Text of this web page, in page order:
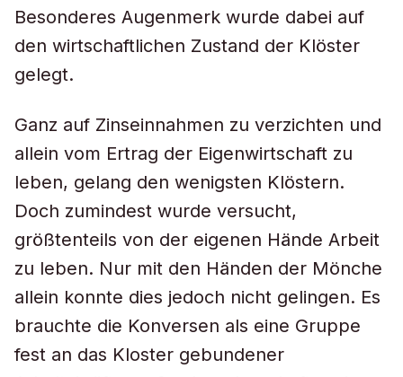
Besonderes Augenmerk wurde dabei auf
den wirtschaftlichen Zustand der Klöster
gelegt.
Ganz auf Zinseinnahmen zu verzichten und
allein vom Ertrag der Eigenwirtschaft zu
leben, gelang den wenigsten Klöstern.
Doch zumindest wurde versucht,
größtenteils von der eigenen Hände Arbeit
zu leben. Nur mit den Händen der Mönche
allein konnte dies jedoch nicht gelingen. Es
brauchte die Konversen als eine Gruppe
fest an das Kloster gebundener